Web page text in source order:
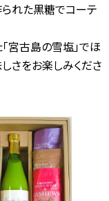
れた黒糖でコーテ
宮古島の雪塩」でほ
さをお楽しみくださ